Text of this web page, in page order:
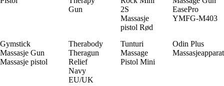
Gun
2S
Massasje
pistol Rød
EasePro
YMFG-M403
Gymstick
Massasje Gun
Massasje pistol
Therabody
Theragun
Relief
Navy
EU/UK
Tunturi
Massage
Pistol Mini
Odin Plus
Massasjeapparat